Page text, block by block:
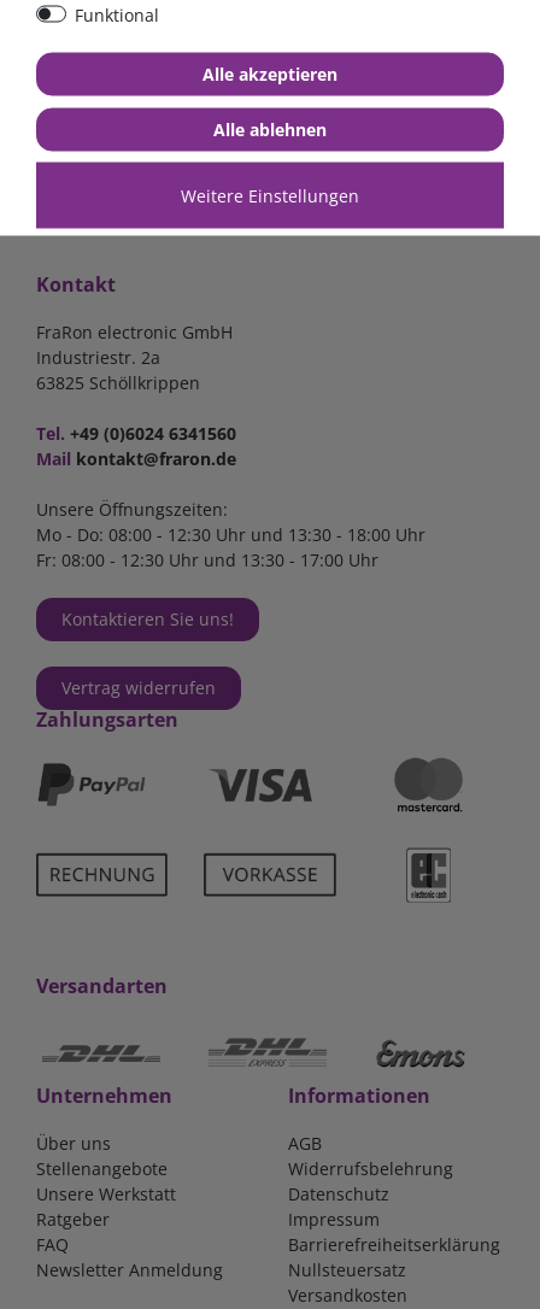
* inkl. 0% MwSt.zzgl.
Kontakt
FraRon electronic GmbH
Industriestr. 2a
63825 Schöllkrippen
Tel. +49 (0)6024 6341560
Mail kontakt@fraron.de
Unsere Öffnungszeiten:
Mo - Do: 08:00 - 12:30 Uhr und 13:30 - 18:00 Uhr
Fr: 08:00 - 12:30 Uhr und 13:30 - 17:00 Uhr
Kontaktieren Sie uns!
Vertrag widerrufen
Zahlungsarten
Versandarten
Unternehmen
Über uns
Stellenangebote
Unsere Werkstatt
Ratgeber
FAQ
Newsletter Anmeldung
Informationen
AGB
Widerrufsbelehrung
Datenschutz
Impressum
Barrierefreiheitserklärung
Nullsteuersatz
Versandkosten
Funktional
Weitere Einstellungen
Alle akzeptieren
Alle ablehnen